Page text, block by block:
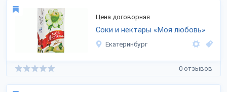
Цена договорная
Соки и нектары «Моя любовь»
Екатеринбург
0 отзывов